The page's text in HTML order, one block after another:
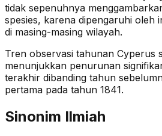
tidak sepenuhnya
spesies, karena dipengaruhi oleh
di masing-masing wilayah.
Tren observasi tahunan Cyperus
menunjukkan penurunan
terakhir dibanding tahun
pertama pada tahun 1841.
Sinonim Ilmiah